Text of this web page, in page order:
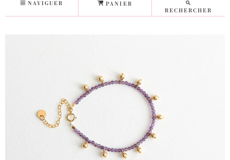
NAVIGUER
PANIER
RECHERCHER